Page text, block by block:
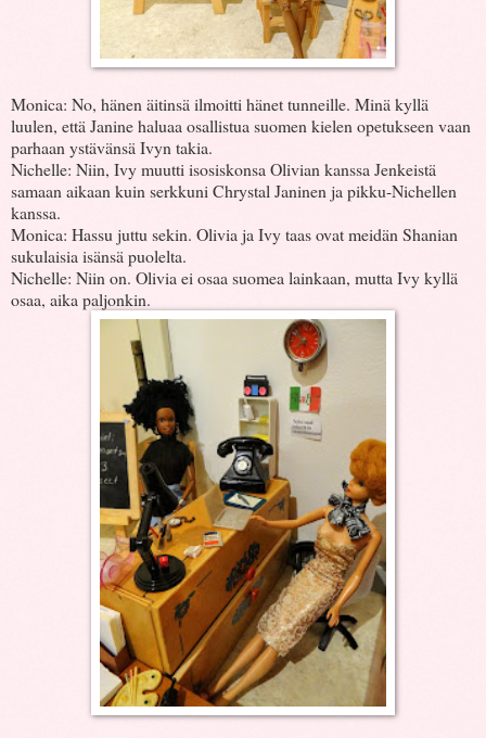
Monica: No, hänen äitinsä ilmoitti hänet tunneille. Minä kyllä
luulen, että Janine haluaa osallistua suomen kielen opetukseen vaan
parhaan ystävänsä Ivyn takia.
Nichelle: Niin, Ivy muutti isosiskonsa Olivian kanssa Jenkeistä
samaan aikaan kuin serkkuni Chrystal Janinen ja pikku-Nichellen
kanssa.
Monica: Hassu juttu sekin. Olivia ja Ivy taas ovat meidän Shanian
sukulaisia isänsä puolelta.
Nichelle: Niin on. Olivia ei osaa suomea lainkaan, mutta Ivy kyllä
osaa, aika paljonkin.